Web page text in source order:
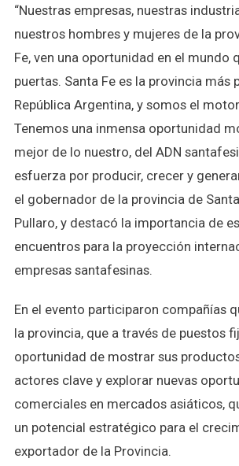
“Nuestras empresas, nuestras
nuestros hombres y mujeres de la
Fe, ven una oportunidad en el mundo
puertas. Santa Fe es la provincia más
República Argentina, y somos el
Tenemos una inmensa oportunidad
mejor de lo nuestro, del ADN
esfuerza por producir, crecer y
el gobernador de la provincia de
Pullaro, y destacó la importancia de
encuentros para la proyección
empresas santafesinas.
En el evento participaron compañías
la provincia, que a través de puestos
oportunidad de mostrar sus
actores clave y explorar nuevas
comerciales en mercados asiáticos,
un potencial estratégico para el
exportador de la Provincia.